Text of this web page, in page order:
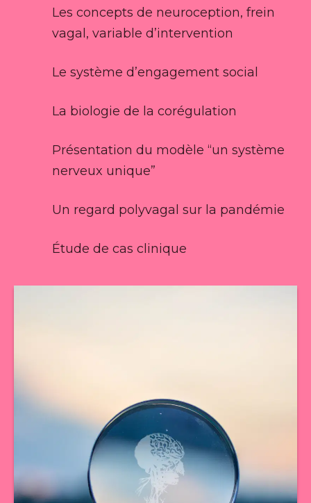
Les concepts de neuroception, frein
vagal, variable d’intervention
Le système d’engagement social
La biologie de la corégulation
Présentation du modèle “un système
nerveux unique”
Un regard polyvagal sur la pandémie
Étude de cas clinique